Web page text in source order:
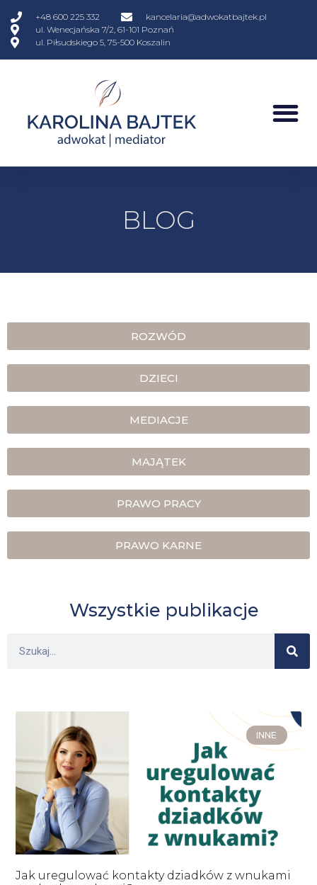
+48 600 225 332
kancelaria@adwokatbajtek.pl
ul. Wenecjańska 7/2, 61-101 Poznań
ul. Piłsudskiego 5, 75-500 Koszalin
BLOG
ROZWÓD
DZIECI
MEDIACJE
MAJĄTEK
PRAWO PRACY
PRAWO KARNE
Wszystkie publikacje
INNE
Jak uregulować kontakty dziadków z wnukami